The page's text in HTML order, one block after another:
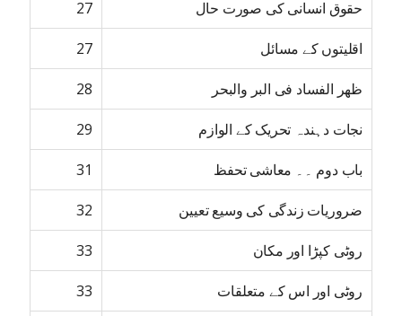
حقوق انسانی کی صورت حال 27
اقلیتوں کے مسائل 27
ظھر الفساد فی البر والبحر 28
نجات دہندہ تحریک کے الوازم 29
باب دوم ۔۔ معاشی تحفظ 31
ضروریات زندگی کی وسیع تعیین 32
روٹی کپڑا اور مکان 33
روٹی اور اس کے متعلقات 33